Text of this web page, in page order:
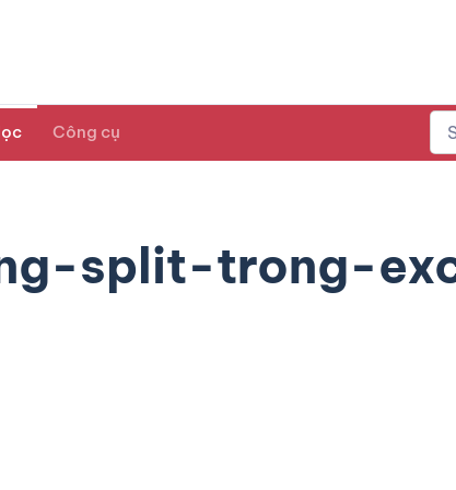
Công cụ
split-trong-